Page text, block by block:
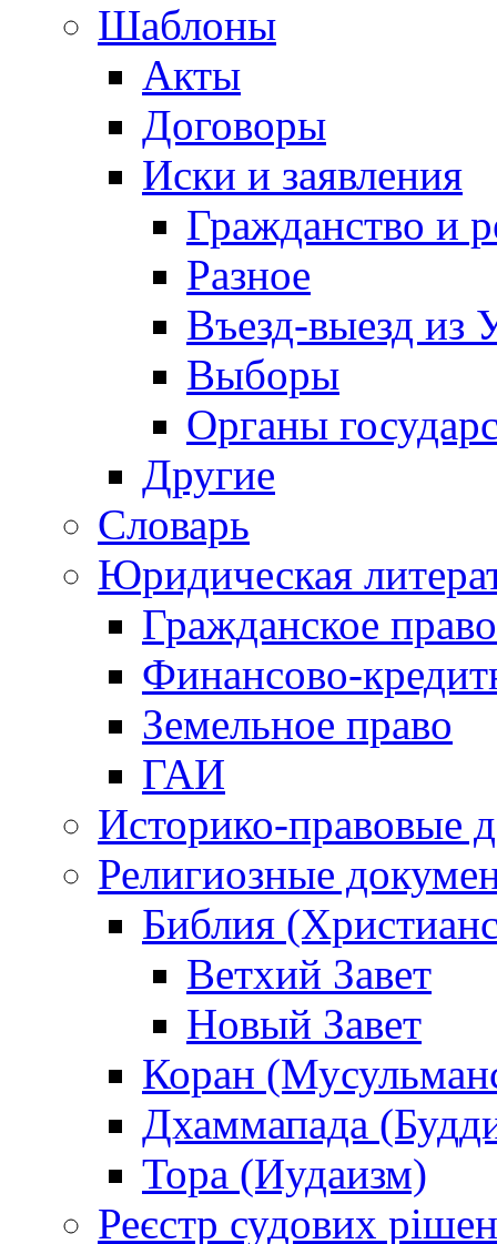
Шаблоны
Акты
Договоры
Иски и заявления
Гражданство и
Разное
Въезд-выезд из
Выборы
Органы
Другие
Словарь
Юридическая
Гражданское право
Финансово-
Земельное право
ГАИ
Историко-правовые
Религиозные
Библия
Ветхий Завет
Новый Завет
Коран
Дхаммапада
Тора (Иудаизм)
Реєстр судових